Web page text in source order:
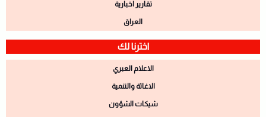
تقارير اخبارية
العراق
اخترنا لك
الاعلام العبري
الاغاثة والتنمية
شيكات الشؤون